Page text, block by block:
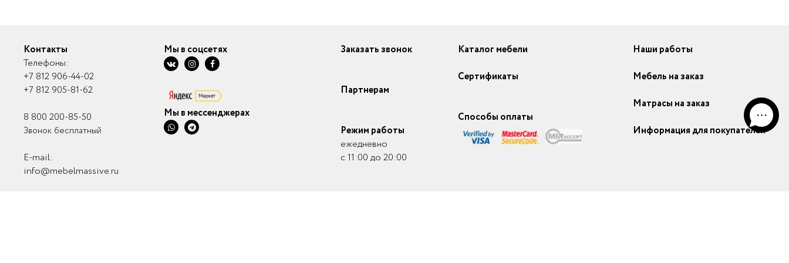
Контакты
Телефоны:
+7 812 906-44-02
+7 812 905-81-62
8 800 200-85-50
Звонок бесплатный
E-mail:
info@mebelmassive.ru
Мы в соцсетях
Мы в мессенджерах
Заказать звонок
Партнерам
Режим работы
ежедневно
с 11:00 до 20:00
Каталог мебели
Сертификаты
Способы оплаты
Наши работы
Мебель на заказ
Матрасы на заказ
Информация для покупателей